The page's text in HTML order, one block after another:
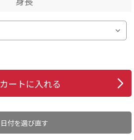
日付を選び直す
カートに入れる